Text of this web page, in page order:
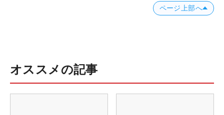
ページ上部へ
オススメの記事